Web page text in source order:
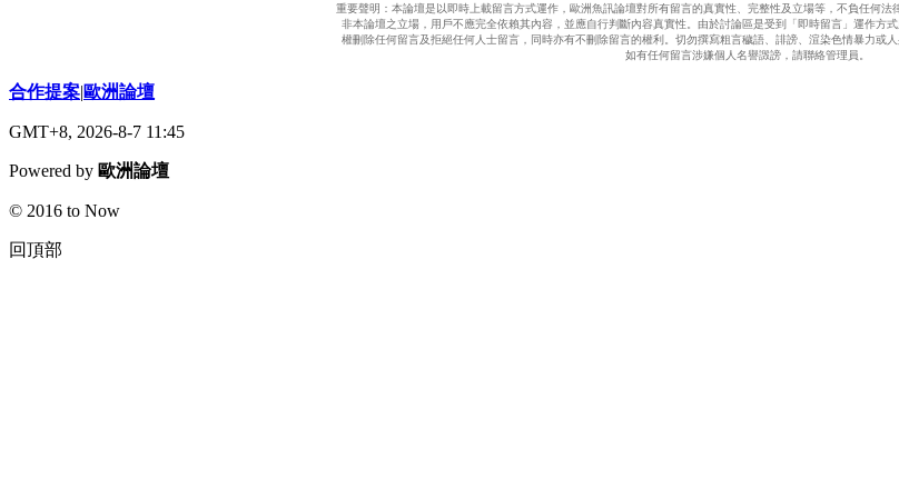
重要聲明：本論壇是以即時上載留言方式運作，歐洲魚訊論壇對所有留言的真實性、完整性及立場等，不負任何
非本論壇之立場，用戶不應完全依賴其內容，並應自行判斷內容真實性。由於討論區是受到「即時留言」運作方
權刪除任何留言及拒絕任何人士留言，同時亦有不刪除留言的權利。切勿撰寫粗言穢語、誹謗、渲染色情暴力或
如有任何留言涉嫌個人名譽譭謗，請聯絡管理員。
合作提案|歐洲論壇
GMT+8, 2026-8-7 11:45
Powered by 歐洲論壇
© 2016 to Now
回頂部